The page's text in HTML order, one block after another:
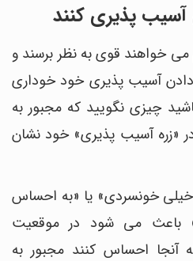
پذیری کنند
می خواهند قوی به نظر برسند و
آسیب پذیری خود خوداری
چیزی نگویید که مجبور به
«زره آسیب پذیری» خود نشان
خونسردی» یا «به احساس
باعث می شود در موقعیت
آنجا احساس کنند مجبور به